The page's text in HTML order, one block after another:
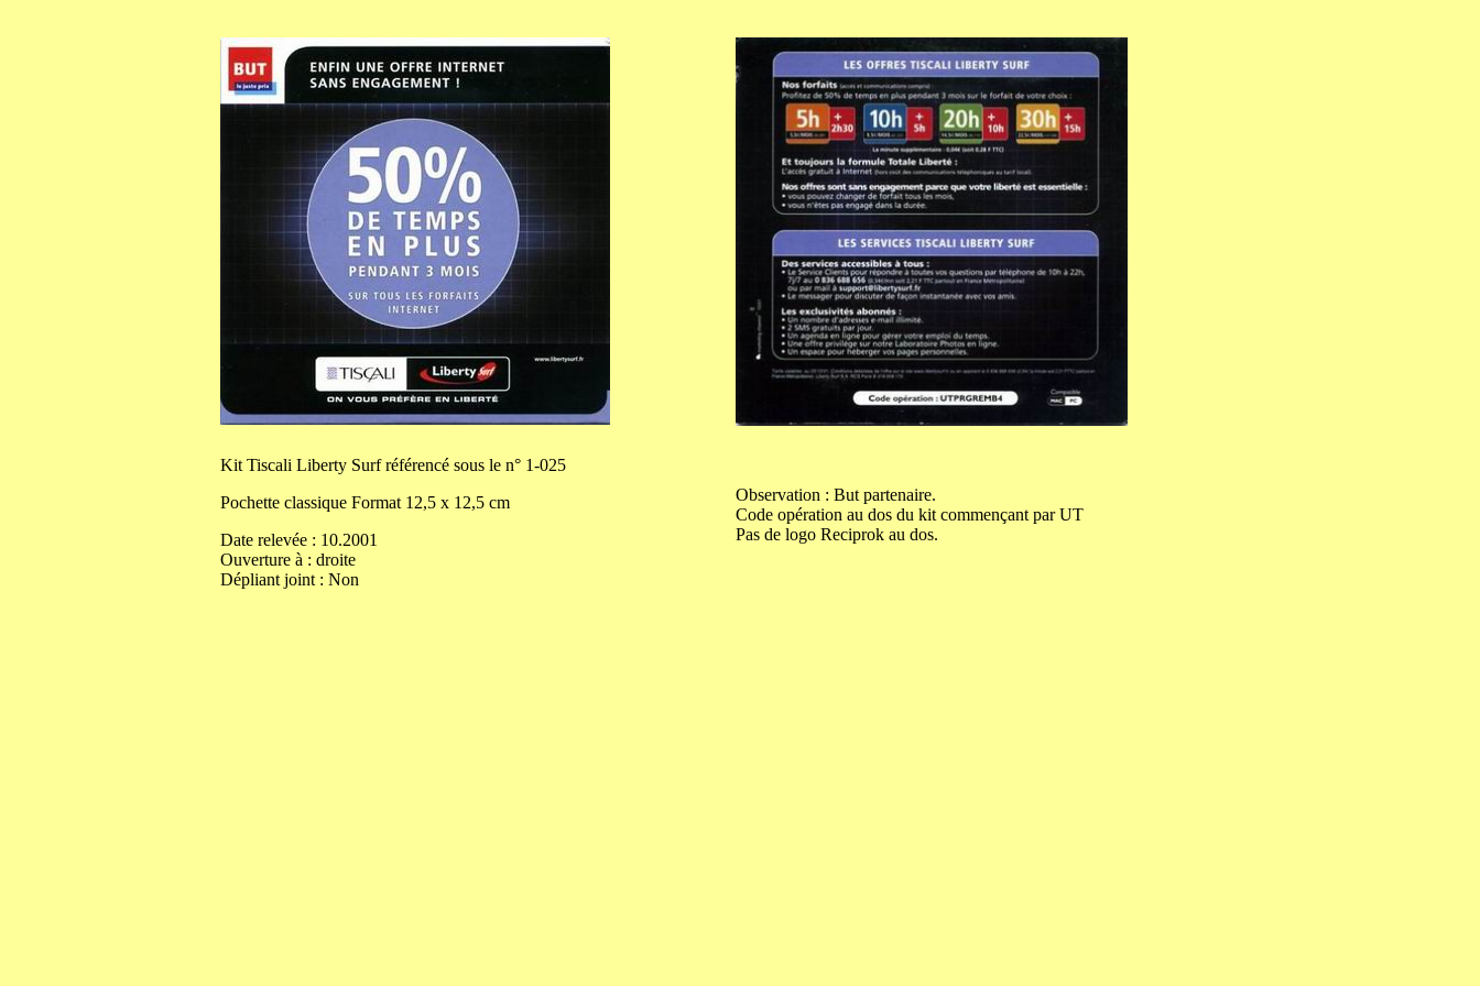
Kit Tiscali Liberty Surf référencé sous le n° 1-025
Pochette classique Format 12,5 x 12,5 cm
Date relevée : 10.2001
Ouverture à : droite
Dépliant joint : Non
Observation : But partenaire.
Code opération au dos du kit commençant par UT
Pas de logo Reciprok au dos.